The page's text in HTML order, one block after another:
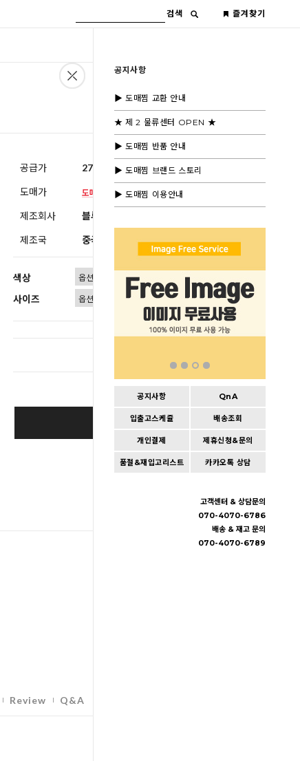
검색 즐겨찾기
공지사항
▶ 도매찜 교환 안내
★ 제 2 물류센터 OPEN ★
▶ 도매찜 반품 안내
▶ 도매찜 브랜드 스토리
▶ 도매찜 이용안내
공지사항 QnA
입출고스케쥴 배송조회
개인결제 제휴신청&문의
품절&재입고리스트 카카오톡 상담
고객센터 & 상담문의
070-4070-6786
배송 & 재고 문의
070-4070-6789
공급가 27,600원 (부가세별도)
도매가
제조회사 블루모드제휴사
제조국 중국
색상
사이즈
BUY IT NOW
Cart | Wishlist
Review Q&A